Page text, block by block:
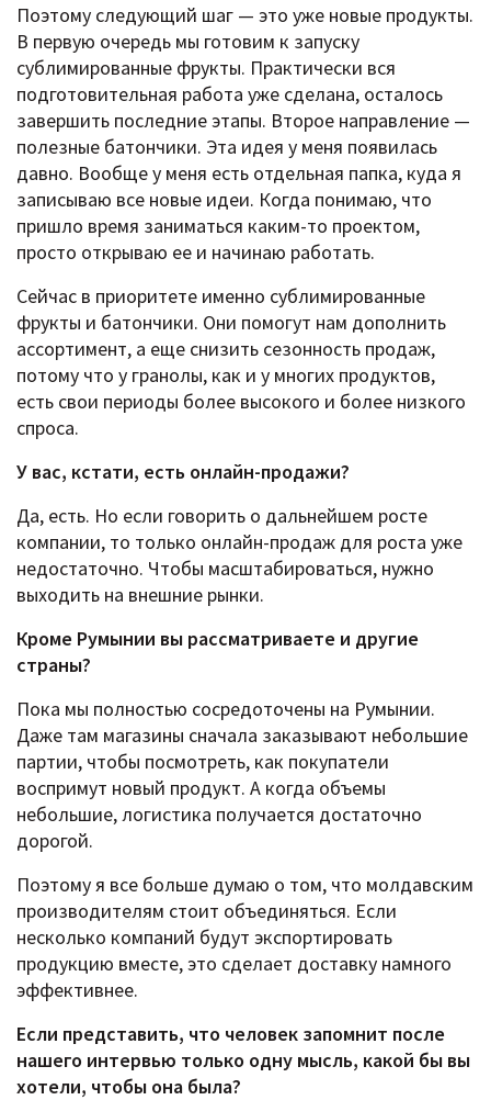
Поэтому следующий шаг — это уже новые продукты.
В первую очередь мы готовим к запуску
сублимированные фрукты. Практически вся
подготовительная работа уже сделана, осталось
завершить последние этапы. Второе направление —
полезные батончики. Эта идея у меня появилась
давно. Вообще у меня есть отдельная папка, куда я
записываю все новые идеи. Когда понимаю, что
пришло время заниматься каким-то проектом,
просто открываю ее и начинаю работать.
Сейчас в приоритете именно сублимированные
фрукты и батончики. Они помогут нам дополнить
ассортимент, а еще снизить сезонность продаж,
потому что у гранолы, как и у многих продуктов,
есть свои периоды более высокого и более низкого
спроса.
У вас, кстати, есть онлайн-продажи?
Да, есть. Но если говорить о дальнейшем росте
компании, то только онлайн-продаж для роста уже
недостаточно. Чтобы масштабироваться, нужно
выходить на внешние рынки.
Кроме Румынии вы рассматриваете и другие
страны?
Пока мы полностью сосредоточены на Румынии.
Даже там магазины сначала заказывают небольшие
партии, чтобы посмотреть, как покупатели
воспримут новый продукт. А когда объемы
небольшие, логистика получается достаточно
дорогой.
Поэтому я все больше думаю о том, что молдавским
производителям стоит объединяться. Если
несколько компаний будут экспортировать
продукцию вместе, это сделает доставку намного
эффективнее.
Если представить, что человек запомнит после
нашего интервью только одну мысль, какой бы вы
хотели, чтобы она была?